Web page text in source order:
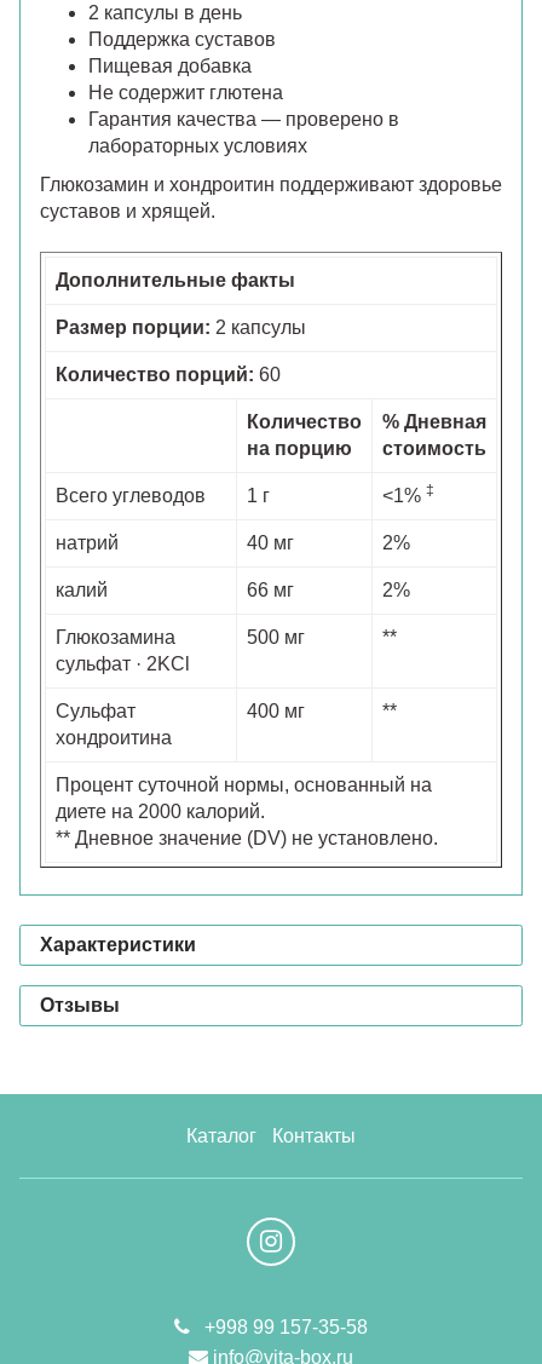
2 капсулы в день
Поддержка суставов
Пищевая добавка
Не содержит глютена
Гарантия качества — проверено в
лабораторных условиях
Глюкозамин и хондроитин поддерживают здоровье
суставов и хрящей.
Дополнительные факты
Размер порции: 2 капсулы
Количество порций: 60
Количество
на порцию
% Дневная
стоимость
Всего углеводов 1 г <1% ‡
натрий 40 мг 2%
калий 66 мг 2%
Глюкозамина
сульфат · 2KCl
500 мг **
Сульфат
хондроитина
400 мг **
Процент суточной нормы, основанный на
диете на 2000 калорий.
** Дневное значение (DV) не установлено.
Характеристики
Отзывы
Каталог Контакты
+998 99 157-35-58
info@vita-box.ru